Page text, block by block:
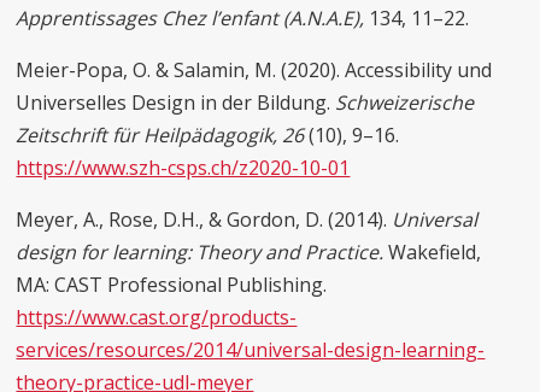
Apprentissages Chez l’enfant (A.N.A.E), 134, 11–22.
Meier-Popa, O. & Salamin, M. (2020). Accessibility und
Universelles Design in der Bildung. Schweizerische
Zeitschrift für Heilpädagogik, 26(10), 9–16.
https://www.szh-csps.ch/z2020-10-01
Meyer, A., Rose, D.H., & Gordon, D. (2014). Universal
design for learning: Theory and Practice.Wakefield,
MA: CAST Professional Publishing.
https://www.cast.org/products-
services/resources/2014/universal-design-learning-
theory-practice-udl-meyer